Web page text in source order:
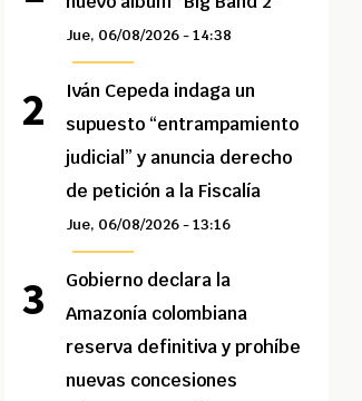
Jue, 06/08/2026 - 14:38
Iván Cepeda indaga un
supuesto “entrampamiento
judicial” y anuncia derecho
de petición a la Fiscalía
Jue, 06/08/2026 - 13:16
Gobierno declara la
Amazonía colombiana
reserva definitiva y prohíbe
nuevas concesiones